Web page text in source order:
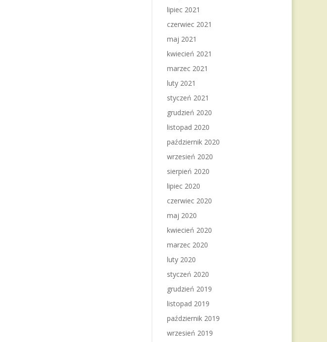
lipiec 2021
czerwiec 2021
maj 2021
kwiecień 2021
marzec 2021
luty 2021
styczeń 2021
grudzień 2020
listopad 2020
październik 2020
wrzesień 2020
sierpień 2020
lipiec 2020
czerwiec 2020
maj 2020
kwiecień 2020
marzec 2020
luty 2020
styczeń 2020
grudzień 2019
listopad 2019
październik 2019
wrzesień 2019